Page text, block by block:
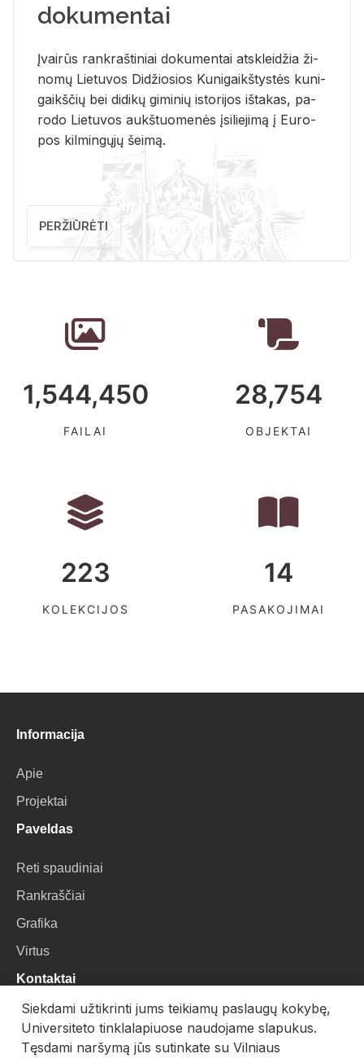
dokumentai
Įvai­rūs rank­raš­ti­niai do­ku­men­tai at­sklei­džia ži­
no­mų Lie­tu­vos Di­džio­sios Ku­ni­gaikš­tys­tės ku­ni­
gaikš­čių bei di­di­kų gi­mi­nių is­to­ri­jos iš­ta­kas, pa­
ro­do Lie­tu­vos aukš­tuo­me­nės įsi­lie­ji­mą į Eu­ro­
pos kil­min­gų­jų šei­mą.
PERŽIŪRĖTI
1,544,450
FAILAI
28,754
OBJEKTAI
223
KOLEKCIJOS
14
PASAKOJIMAI
Informacija
Apie
Projektai
Paveldas
Reti spaudiniai
Rankraščiai
Grafika
Virtus
Kontaktai
VU Biblioteka
Universiteto g. 3, LT-01122, Vilnius
Siekdami užtikrinti jums teikiamų paslaugų kokybę,
Universiteto tinklalapiuose naudojame slapukus.
Tęsdami naršymą jūs sutinkate su Vilniaus